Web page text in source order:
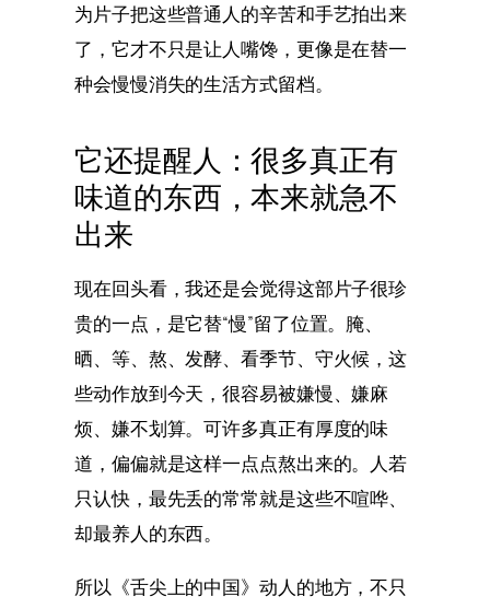
为片子把这些普通人的辛苦和手艺拍出来
了，它才不只是让人嘴馋，更像是在替一
种会慢慢消失的生活方式留档。
它还提醒人：很多真正有
味道的东西，本来就急不
出来
现在回头看，我还是会觉得这部片子很珍
贵的一点，是它替“慢”留了位置。腌、
晒、等、熬、发酵、看季节、守火候，这
些动作放到今天，很容易被嫌慢、嫌麻
烦、嫌不划算。可许多真正有厚度的味
道，偏偏就是这样一点点熬出来的。人若
只认快，最先丢的常常就是这些不喧哗、
却最养人的东西。
所以《舌尖上的中国》动人的地方，不只